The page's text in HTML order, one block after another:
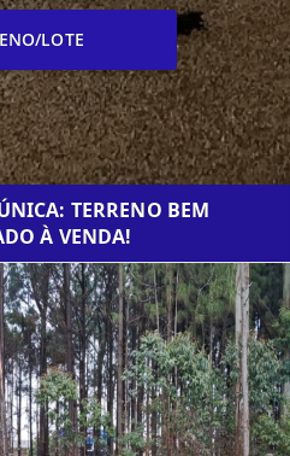
LOTE
TERRENO BEM
À VENDA!